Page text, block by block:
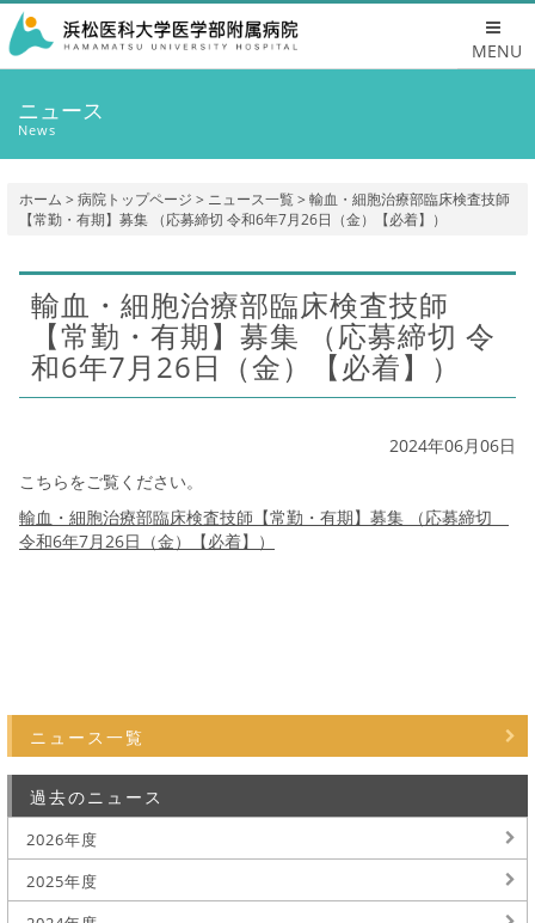
MENU
ニュース
News
ホーム > 病院トップページ > ニュース一覧> 輸血・細胞治療部臨床検査技師
【常勤・有期】募集 （応募締切 令和6年7月26日（金）【必着】）
輸血・細胞治療部臨床検査技師
【常勤・有期】募集 （応募締切 令
和6年7月26日（金）【必着】）
2024年06月06日
こちらをご覧ください。
輸血・細胞治療部臨床検査技師【常勤・有期】募集 （応募締切
令和6年7月26日（金）【必着】）
ニュース一覧
過去のニュース
2026年度
2025年度